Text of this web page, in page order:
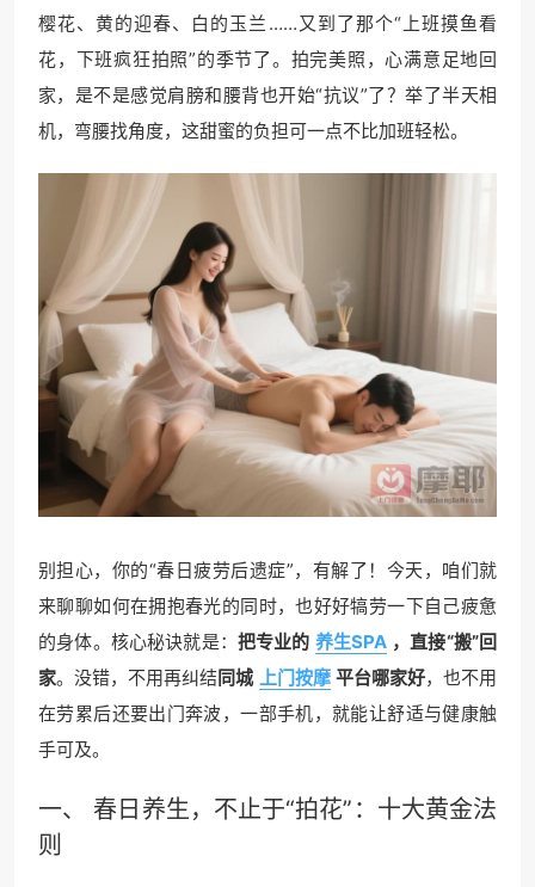
樱花、黄的迎春、白的玉兰……又到了那个“上班摸鱼看
花，下班疯狂拍照”的季节了。拍完美照，心满意足地回
家，是不是感觉肩膀和腰背也开始“抗议”了？举了半天相
机，弯腰找角度，这甜蜜的负担可一点不比加班轻松。
别担心，你的“春日疲劳后遗症”，有解了！今天，咱们就
来聊聊如何在拥抱春光的同时，也好好犒劳一下自己疲惫
的身体。核心秘诀就是： 把专业的 养生SPA ，直接“搬”回
家。没错，不用再纠结同城 上门按摩 平台哪家好，也不用
在劳累后还要出门奔波，一部手机，就能让舒适与健康触
手可及。
一、 春日养生，不止于“拍花”：十大黄金法
则